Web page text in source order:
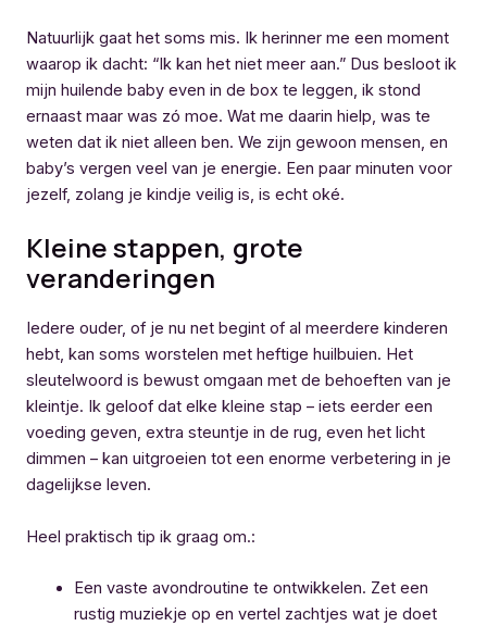
Natuurlijk gaat het soms mis. Ik herinner me een moment
waarop ik dacht: “Ik kan het niet meer aan.” Dus besloot ik
mijn huilende baby even in de box te leggen, ik stond
ernaast maar was zó moe. Wat me daarin hielp, was te
weten dat ik niet alleen ben. We zijn gewoon mensen, en
baby’s vergen veel van je energie. Een paar minuten voor
jezelf, zolang je kindje veilig is, is echt oké.
Kleine stappen, grote
veranderingen
Iedere ouder, of je nu net begint of al meerdere kinderen
hebt, kan soms worstelen met heftige huilbuien. Het
sleutelwoord is bewust omgaan met de behoeften van je
kleintje. Ik geloof dat elke kleine stap – iets eerder een
voeding geven, extra steuntje in de rug, even het licht
dimmen – kan uitgroeien tot een enorme verbetering in je
dagelijkse leven.
Heel praktisch tip ik graag om.:
Een vaste avondroutine te ontwikkelen. Zet een
rustig muziekje op en vertel zachtjes wat je doet